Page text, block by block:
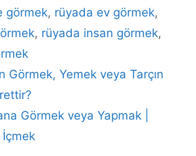
görmek, rüyada ev görmek,
, rüyada insan görmek,
Görmek, Yemek veya Tarçın
Görmek veya Yapmak |
İçmek